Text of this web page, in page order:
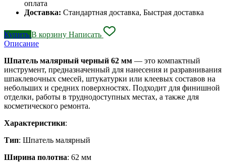
оплата
Доставка: Стандартная доставка, Быстрая доставка
Купить В корзину Написать
Описание
Шпатель малярный черный 62 мм — это компактный
инструмент, предназначенный для нанесения и разравнивания
шпаклевочных смесей, штукатурки или клеевых составов на
небольших и средних поверхностях. Подходит для финишной
отделки, работы в труднодоступных местах, а также для
косметического ремонта.
Характеристики:
Тип: Шпатель малярный
Ширина полотна: 62 мм